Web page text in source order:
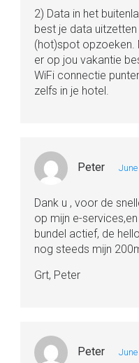
2) Data in het
best je data
(hot)spot opzoeken.
er op jou vakantie
WiFi connectie
zelfs in je hotel.
Peter
Dank u , voor de
op mijn e-
bundel actief, de
nog steeds mijn
Grt, Peter
Peter